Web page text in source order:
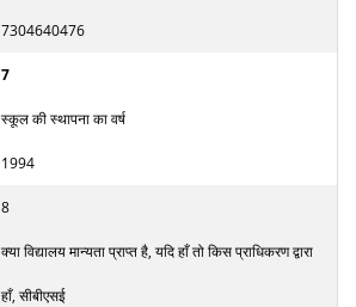
7304640476
7
स्कूल की स्थापना का वर्ष
1994
8
क्या विद्यालय मान्यता प्राप्त है, यदि हाँ तो किस प्राधिकरण द्वारा
हाँ, सीबीएसई